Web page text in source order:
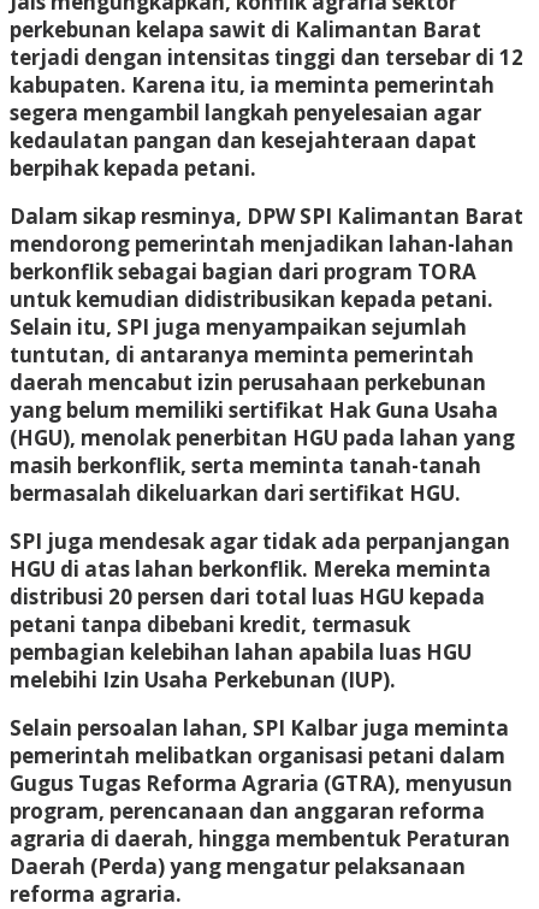
perkebunan kelapa sawit di Kalimantan Barat
terjadi dengan intensitas tinggi dan tersebar di 12
kabupaten. Karena itu, ia meminta pemerintah
segera mengambil langkah penyelesaian agar
kedaulatan pangan dan kesejahteraan dapat
berpihak kepada petani.
Dalam sikap resminya, DPW SPI Kalimantan Barat
mendorong pemerintah menjadikan lahan-lahan
berkonflik sebagai bagian dari program TORA
untuk kemudian didistribusikan kepada petani.
Selain itu, SPI juga menyampaikan sejumlah
tuntutan, di antaranya meminta pemerintah
daerah mencabut izin perusahaan perkebunan
yang belum memiliki sertifikat Hak Guna Usaha
(HGU), menolak penerbitan HGU pada lahan yang
masih berkonflik, serta meminta tanah-tanah
bermasalah dikeluarkan dari sertifikat HGU.
SPI juga mendesak agar tidak ada perpanjangan
HGU di atas lahan berkonflik. Mereka meminta
distribusi 20 persen dari total luas HGU kepada
petani tanpa dibebani kredit, termasuk
pembagian kelebihan lahan apabila luas HGU
melebihi Izin Usaha Perkebunan (IUP).
Selain persoalan lahan, SPI Kalbar juga meminta
pemerintah melibatkan organisasi petani dalam
Gugus Tugas Reforma Agraria (GTRA), menyusun
program, perencanaan dan anggaran reforma
agraria di daerah, hingga membentuk Peraturan
Daerah (Perda) yang mengatur pelaksanaan
reforma agraria.